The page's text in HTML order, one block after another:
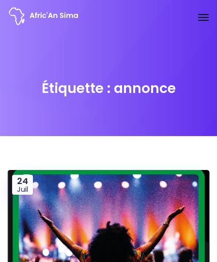
Étiquette : annonce
24
Juil